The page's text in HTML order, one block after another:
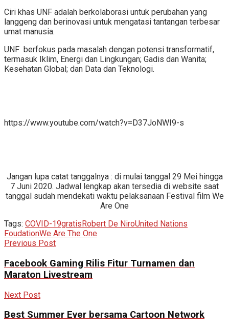
Ciri khas UNF adalah berkolaborasi untuk perubahan yang
langgeng dan berinovasi untuk mengatasi tantangan terbesar
umat manusia.
UNF berfokus pada masalah dengan potensi transformatif,
termasuk Iklim, Energi dan Lingkungan; Gadis dan Wanita;
Kesehatan Global; dan Data dan Teknologi.
https://www.youtube.com/watch?v=D37JoNWI9-s
Jangan lupa catat tanggalnya : di mulai tanggal 29 Mei hingga
7 Juni 2020. Jadwal lengkap akan tersedia di website saat
tanggal sudah mendekati waktu pelaksanaan Festival film We
Are One
Tags: COVID-19gratisRobert De NiroUnited Nations
FoudationWe Are The One
Previous Post
Facebook Gaming Rilis Fitur Turnamen dan
Maraton Livestream
Next Post
Best Summer Ever bersama Cartoon Network